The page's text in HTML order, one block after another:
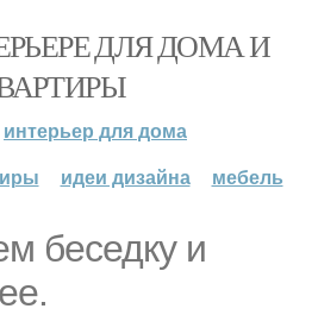
ДЛЯ ДОМА И
интерьер для дома
идеи дизайна мебель
беседку и